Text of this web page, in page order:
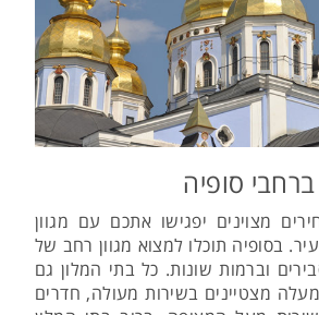
סופיה
מצוינים יפגישו אתכם עם מגוון
בסופיה תוכלו למצוא מגוון רחב של
וברמות שונות. כל בתי המלון גם
ומעלה מצטיינים בשירות מעולה, חדרים